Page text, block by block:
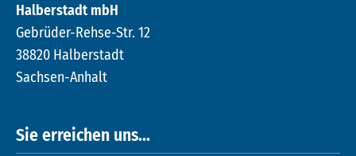
Halberstadt mbH
Gebrüder-Rehse-Str. 12
38820 Halberstadt
Sachsen-Anhalt
Sie erreichen uns...